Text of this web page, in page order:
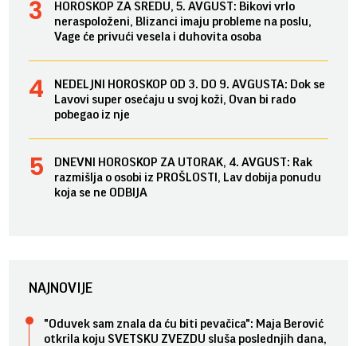
HOROSKOP ZA SREDU, 5. AVGUST: Bikovi vrlo
neraspoloženi, Blizanci imaju probleme na poslu,
Vage će privući vesela i duhovita osoba
NEDELJNI HOROSKOP OD 3. DO 9. AVGUSTA: Dok se
Lavovi super osećaju u svoj koži, Ovan bi rado
pobegao iz nje
DNEVNI HOROSKOP ZA UTORAK, 4. AVGUST: Rak
razmišlja o osobi iz PROŠLOSTI, Lav dobija ponudu
koja se ne ODBIJA
NAJNOVIJE
"Oduvek sam znala da ću biti pevačica": Maja Berović
otkrila koju SVETSKU ZVEZDU sluša poslednjih dana,